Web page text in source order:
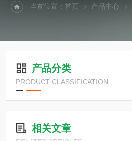
当前位置：首页 产品中心
产品分类
PRODUCT CLASSIFICATION
相关文章